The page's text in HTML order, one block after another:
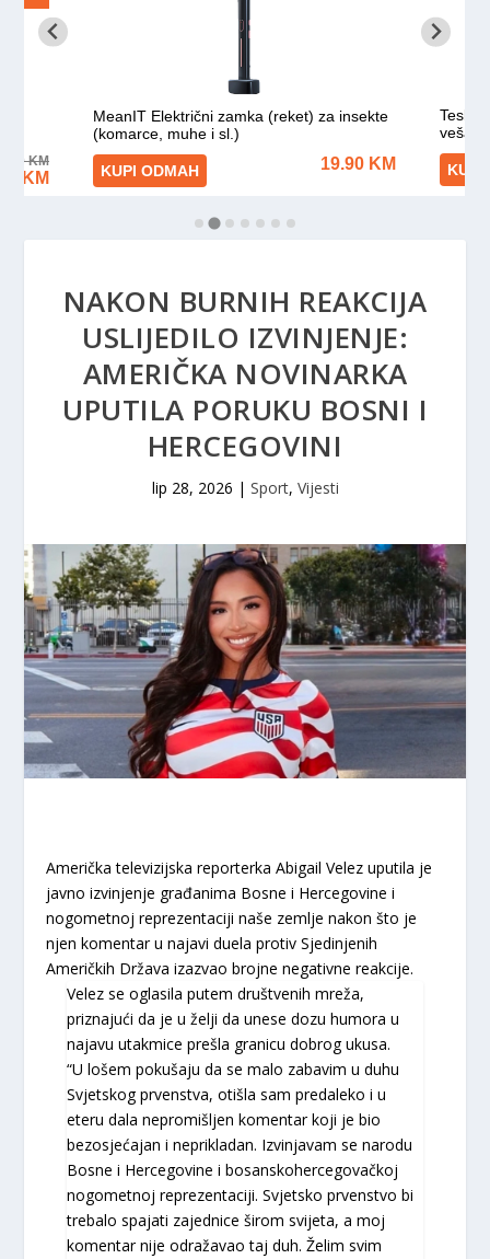
NAKON BURNIH REAKCIJA
USLIJEDILO IZVINJENJE:
AMERIČKA NOVINARKA
UPUTILA PORUKU BOSNI I
HERCEGOVINI
lip 28, 2026 | Sport, Vijesti
Američka televizijska reporterka Abigail Velez uputila je
javno izvinjenje građanima Bosne i Hercegovine i
nogometnoj reprezentaciji naše zemlje nakon što je
njen komentar u najavi duela protiv Sjedinjenih
Američkih Država izazvao brojne negativne reakcije.
Velez se oglasila putem društvenih mreža,
priznajući da je u želji da unese dozu humora u
najavu utakmice prešla granicu dobrog ukusa.
“U lošem pokušaju da se malo zabavim u duhu
Svjetskog prvenstva, otišla sam predaleko i u
eteru dala nepromišljen komentar koji je bio
bezosjećajan i neprikladan. Izvinjavam se narodu
Bosne i Hercegovine i bosanskohercegovačkoj
nogometnoj reprezentaciji. Svjetsko prvenstvo bi
trebalo spajati zajednice širom svijeta, a moj
komentar nije odražavao taj duh. Želim svim